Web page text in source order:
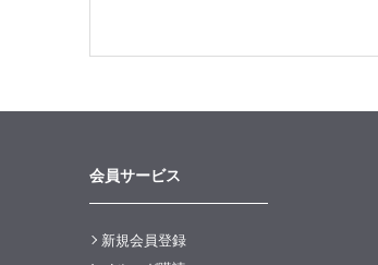
会員サービス
新規会員登録